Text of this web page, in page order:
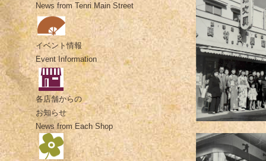
News from Tenri Main Street
イベント情報
Event Information
各店舗からの
お知らせ
News from Each Shop